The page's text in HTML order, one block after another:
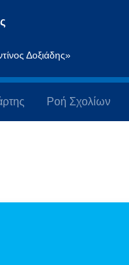
Δοξιάδης»
Ροή Σχολίων